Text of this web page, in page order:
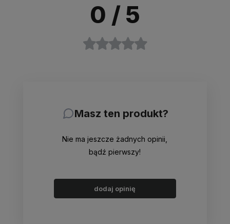
0 / 5
Masz ten produkt?
Nie ma jeszcze żadnych opinii,
bądź pierwszy!
dodaj opinię